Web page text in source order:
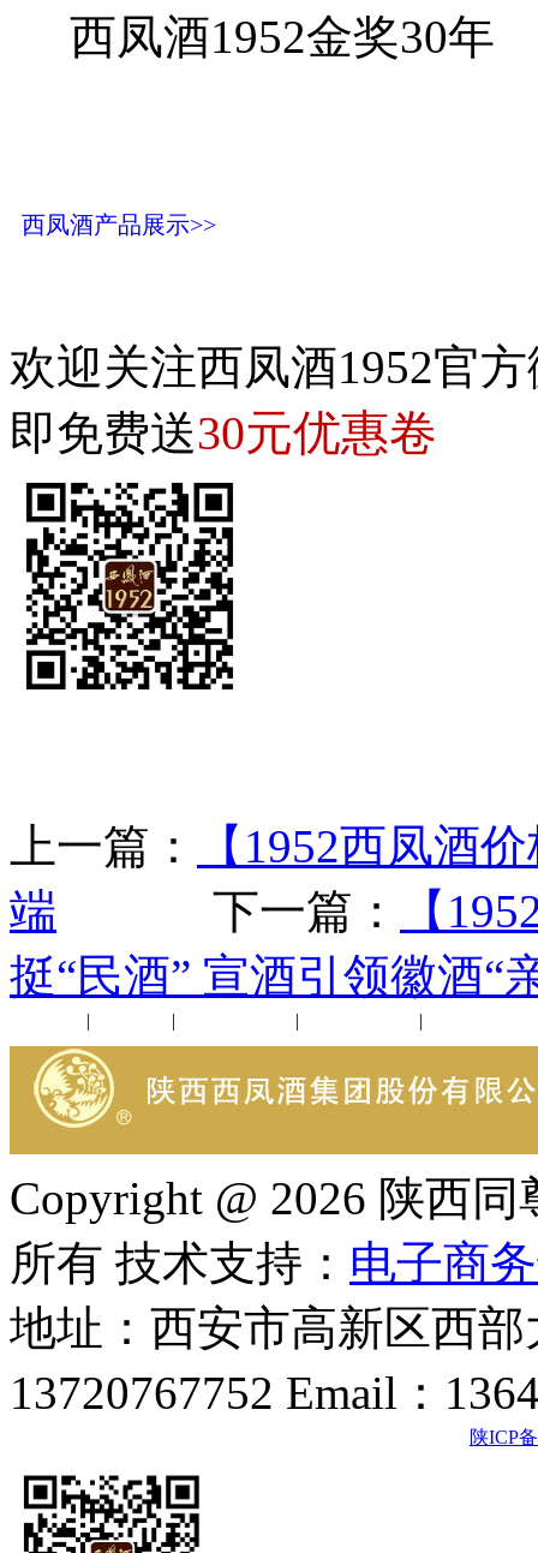
西凤酒1952金奖30年
西凤酒产品展示>>
欢迎关注西凤酒1952官
即免费送30元优惠卷
上一篇：
【1952西凤酒
端 下一篇：
【
挺“民酒” 宣酒引领徽酒“
| | | |
Copyright @ 2026 陕西
所有 技术支持： 电子商
地址：西安市高新区西
13720767752 Email：
陕ICP